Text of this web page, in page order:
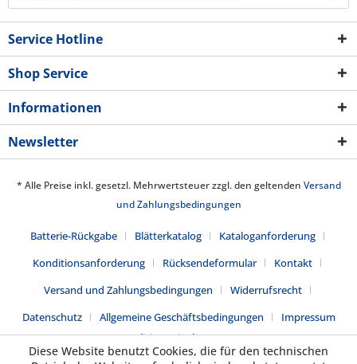
Service Hotline
Shop Service
Informationen
Newsletter
* Alle Preise inkl. gesetzl. Mehrwertsteuer zzgl. den geltenden Versand
und Zahlungsbedingungen
Batterie-Rückgabe Blätterkatalog
Kataloganforderung
Konditionsanforderung
Rücksendeformular
Kontakt
Versand und Zahlungsbedingungen
Widerrufsrecht
Datenschutz
Allgemeine Geschäftsbedingungen
Impressum
Realisiert mit Shopware
Diese Website benutzt Cookies, die für den technischen